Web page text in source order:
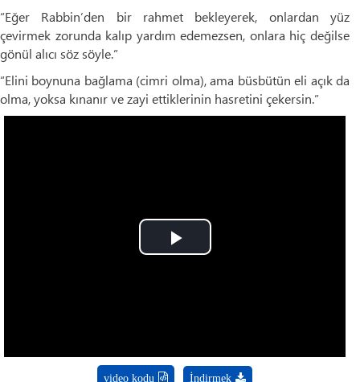
“Eğer Rabbin’den bir rahmet bekleyerek, onlardan yüz
çevirmek zorunda kalıp yardım edemezsen, onlara hiç değilse
gönül alıcı söz söyle.”
“Elini boynuna bağlama (cimri olma), ama büsbütün eli açık da
olma, yoksa kınanır ve zayi ettiklerinin hasretini çekersin.”
Play
video kodu İndirmek